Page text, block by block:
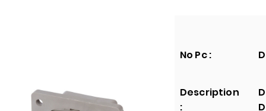
No Pc :
Description
: